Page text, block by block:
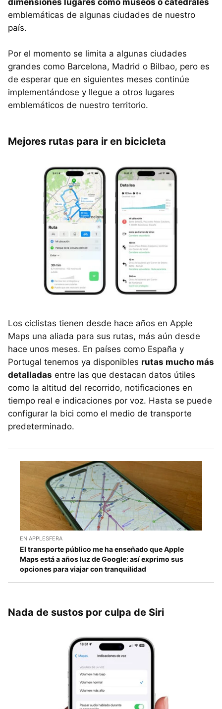
emblemáticas de algunas ciudades de nuestro
país.
Por el momento se limita a algunas ciudades
grandes como Barcelona, Madrid o Bilbao, pero es
de esperar que en siguientes meses continúe
implementándose y llegue a otros lugares
emblemáticos de nuestro territorio.
Mejores rutas para ir en bicicleta
Los ciclistas tienen desde hace años en Apple
Maps una aliada para sus rutas, más aún desde
hace unos meses. En países como España y
Portugal tenemos ya disponibles rutas mucho más
detalladas entre las que destacan datos útiles
como la altitud del recorrido, notificaciones en
tiempo real e indicaciones por voz. Hasta se puede
configurar la bici como el medio de transporte
predeterminado.
EN APPLESFERA
El transporte público me ha enseñado que Apple
Maps está a años luz de Google: así exprimo sus
opciones para viajar con tranquilidad
Nada de sustos por culpa de Siri